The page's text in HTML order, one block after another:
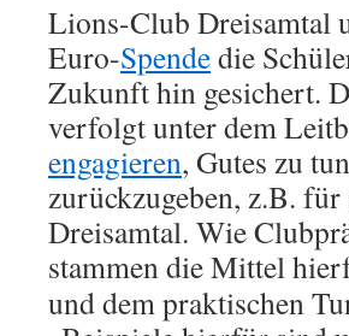
Lions-Club Dreisamtal
Euro-Spendedie
Zukunft hin gesichert.
verfolgt unter dem
engagieren, Gutes zu
zurückzugeben, z.B.
Dreisamtal. Wie
stammen die Mittel
und dem praktischen